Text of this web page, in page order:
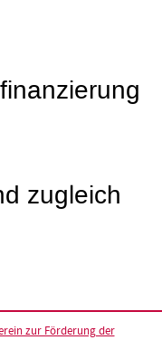
zugleich
zur Förderung der